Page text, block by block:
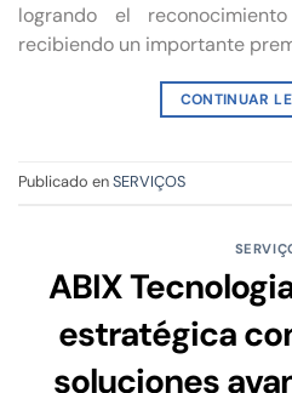
logrando el
recibiendo un importante
CONTINUAR
Publicado enSERVIÇOS
ABIX
estratégica
soluciones